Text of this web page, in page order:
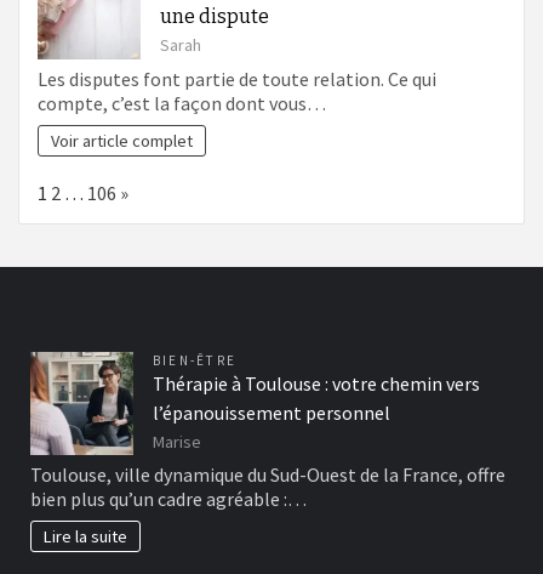
une dispute
Sarah
Les disputes font partie de toute relation. Ce qui
compte, c’est la façon dont vous…
Voir article complet
Page:
1 2 … 106 Next
»
BIEN-ÊTRE
Thérapie à Toulouse : votre chemin vers
l’épanouissement personnel
Marise
Toulouse, ville dynamique du Sud-Ouest de la France, offre
bien plus qu’un cadre agréable :…
Lire la suite